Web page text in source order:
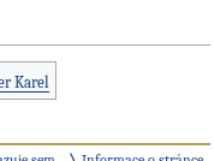
Karel